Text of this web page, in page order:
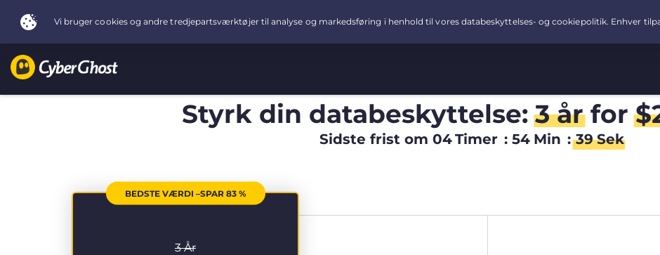
Styrk din databeskyttelse:3 årfor$
Sidste frist om 04Timer : 54 Min : 38 Sek
BEDSTE VÆRDI –SPAR 83 %
3 År